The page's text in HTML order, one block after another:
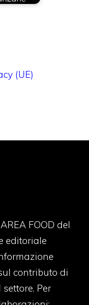
(UE)
FOOD del
editoriale
contributo di
Per